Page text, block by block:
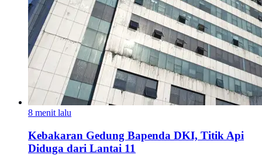
8 menit lalu
Kebakaran Gedung Bapenda DKI, Titik Api
Diduga dari Lantai 11